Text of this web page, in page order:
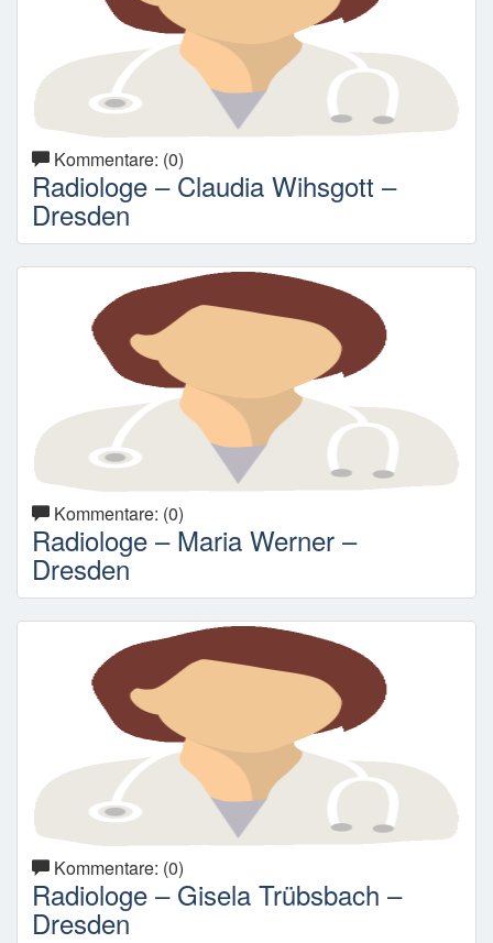
Kommentare: (0)
Radiologe – Claudia Wihsgott –
Dresden
Kommentare: (0)
Radiologe – Maria Werner –
Dresden
Kommentare: (0)
Radiologe – Gisela Trübsbach –
Dresden